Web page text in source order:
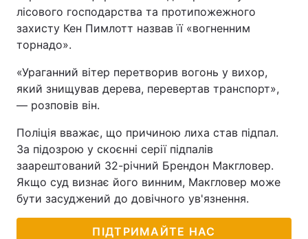
лісового господарства та протипожежного
захисту Кен Пимлотт назвав її «вогненним
торнадо».
«Ураганний вітер перетворив вогонь у вихор,
який знищував дерева, перевертав транспорт»,
— розповів він.
Поліція вважає, що причиною лиха став підпал.
За підозрою у скоєнні серії підпалів
заарештований 32-річний Брендон Макгловер.
Якщо суд визнає його винним, Макгловер може
бути засуджений до довічного ув'язнення.
ПІДТРИМАЙТЕ НАС